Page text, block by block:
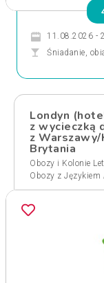
11.08.2026 -
Śniadanie,
Londyn
z wycieczką
z
Brytania
Obozy i Kolonie
Obozy z